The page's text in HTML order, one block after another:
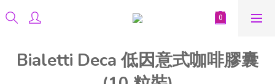
Bialetti Deca 低因意式咖啡膠囊